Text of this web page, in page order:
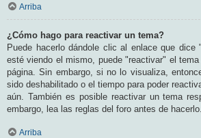
Arriba
¿Cómo hago para reactivar un tema?
Puede hacerlo dándole clic al enlace que dice
esté viendo el mismo, puede "reactivar" el
página. Sin embargo, si no lo visualiza,
sido deshabilitado o el tiempo para poder
aún. También es posible reactivar un tema
embargo, lea las reglas del foro antes de hacerlo.
Arriba